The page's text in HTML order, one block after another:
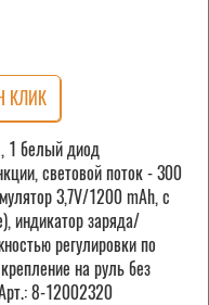
КЛИК
1 белый диод
световой поток - 300
3,7V/1200 mAh, с
индикатор заряда/
регулировки по
на руль без
8-12002320